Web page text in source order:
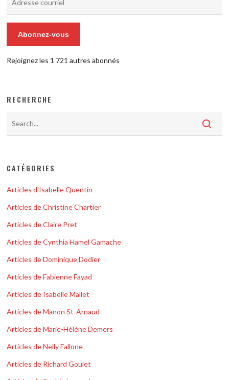
Abonnez-vous
Rejoignez les 1 721 autres abonnés
RECHERCHE
CATÉGORIES
Articles d'Isabelle Quentin
Articles de Christine Chartier
Articles de Claire Pret
Articles de Cynthia Hamel Gamache
Articles de Dominique Dodier
Articles de Fabienne Fayad
Articles de Isabelle Mallet
Articles de Manon St-Arnaud
Articles de Marie-Hélène Demers
Articles de Nelly Fallone
Articles de Richard Goulet